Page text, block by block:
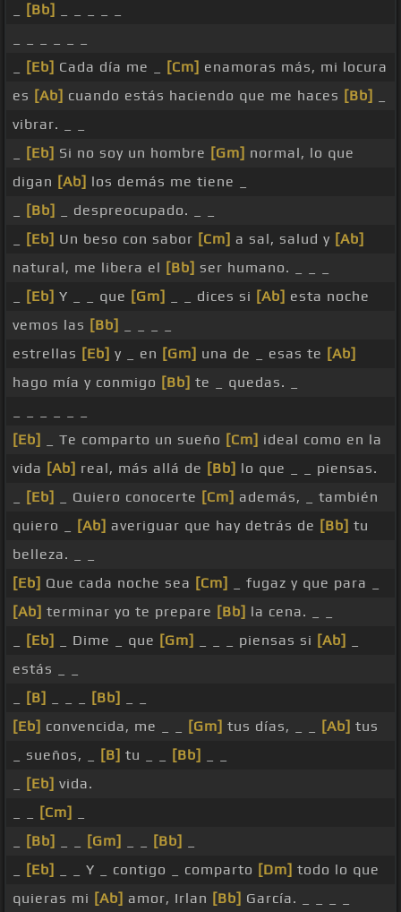
[Bb]
[Eb] Cada día me _ [Cm] enamoras más, mi locura
es [Ab] cuando estás haciendo que me haces [Bb]
vibrar. _ _
[Eb] Si no soy un hombre [Gm] normal, lo que
digan [Ab] los demás me tiene _
[Bb]
_ despreocupado. _ _
[Eb] Un beso con sabor [Cm] a sal, salud y [Ab]
natural, me libera el [Bb] ser humano. _ _ _
[Eb] Y _ _ que [Gm] _ _ dices si [Ab] esta noche
vemos las [Bb]
estrellas [Eb] y _ en [Gm] una de _ esas te [Ab]
hago mía y conmigo [Bb] te _ quedas. _
[Eb]
_ Te comparto un sueño [Cm] ideal como en la
vida [Ab] real, más allá de [Bb] lo que _ _ piensas.
[Eb] _ Quiero conocerte [Cm] además, _ también
quiero _
[Ab] averiguar que hay detrás de [Bb] tu
belleza. _ _
[Eb] Que cada noche sea [Cm]
_ fugaz y que para _
[Ab] terminar yo te prepare [Bb] la cena. _ _
[Eb] _ Dime _ que [Gm] _ _ _ piensas si [Ab]
estás _ _
[B] [Bb]
[Eb] convencida, me _ _ [Gm] tus días, _ _ [Ab] tus
_ sueños, _
[B] tu _ _ [Bb]
[Eb] vida.
[Cm]
[Bb] [Gm] [Bb]
[Eb] _ _ Y _ contigo _ comparto [Dm] todo lo que
quieras mi [Ab] amor, Irlan [Bb] García. _ _ _ _